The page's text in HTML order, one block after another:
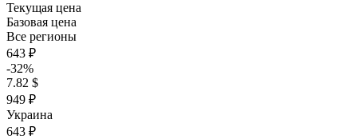
Текущая цена
Базовая цена
Все регионы
643 ₽
-32%
7.82 $
949 ₽
Украина
643 ₽